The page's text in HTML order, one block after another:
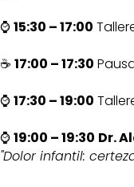
⌚15:30 – 17:00
☕ 17:00 – 17:30
⌚17:30 – 19:00
⌚19:00 – 19:30 Dr.
"Dolor infantil: